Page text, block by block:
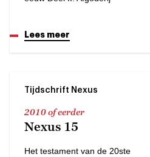
Lees meer
Tijdschrift Nexus
2010 of eerder
Nexus 15
Het testament van de 20ste